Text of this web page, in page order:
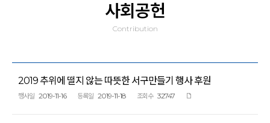
사회공헌
Contribution
2019 추위에 떨지 않는 따뜻한 서구만들기 행사 후원
행사일 2019-11-16 등록일 2019-11-18 조회수 32747